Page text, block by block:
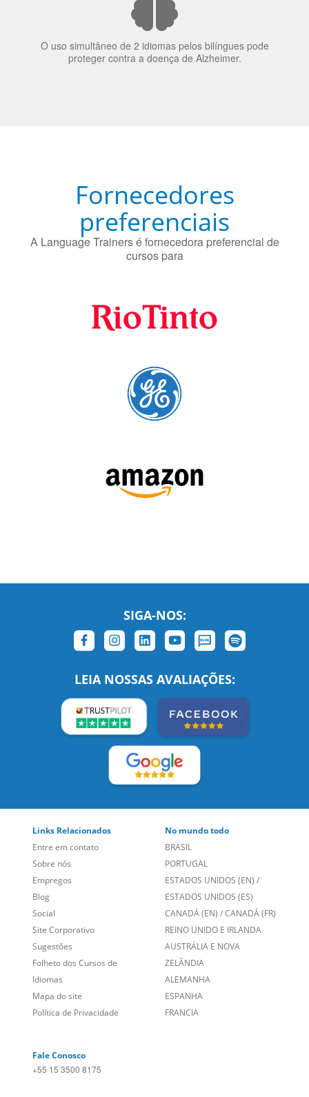
O uso simultâneo de 2 idiomas pelos bilíngues pode
Fornecedores
preferenciais
A Language Trainers é fornecedora preferencial de
SIGA-NOS:
LEIA NOSSAS AVALIAÇÕES:
Links Relacionados
Entre em contato
Sobre nós
Empregos
Blog
Social
Site Corporativo
Sugestões
Folheto dos Cursos de
Idiomas
Mapa do site
No mundo todo
BRASIL
PORTUGAL
ESTADOS UNIDOS (EN)
ESTADOS UNIDOS (ES)
CANADÁ (EN) / CANADÁ (FR)
REINO UNIDO E IRLANDA
AUSTRÁLIA E NOVA
ZELÂNDIA
ALEMANHA
ESPANHA
Fale Conosco